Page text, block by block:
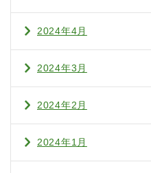
2024年4月
2024年3月
2024年2月
2024年1月